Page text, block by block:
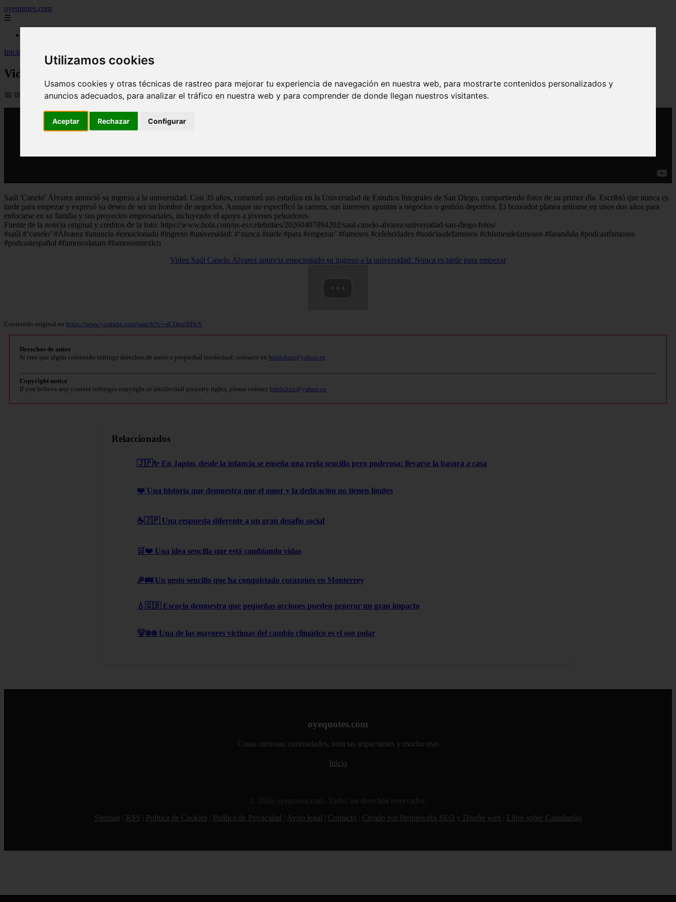
Utilizamos cookies
Usamos cookies y otras técnicas de rastreo para mejorar tu experiencia de navegación en nuestra web, para mostrarte contenidos personalizados y
anuncios adecuados, para analizar el tráfico en nuestra web y para comprender de donde llegan nuestros visitantes.
Aceptar Rechazar Configurar
oyequotes.com
☰
Inicio
Video Saúl Canelo Álvarez anuncia emocionado su ingreso a la universidad: Nunca es tarde para empezar
📅 08/04/2026
Saúl 'Canelo' Álvarez anunció su ingreso a la universidad. Con 35 años, comenzó sus estudios en la Universidad de Estudios Integrales de San Diego, compartiendo fotos de su primer día. Escribió que nunca es
tarde para empezar y expresó su deseo de ser un hombre de negocios. Aunque no especificó la carrera, sus intereses apuntan a negocios o gestión deportiva. El boxeador planea retirarse en unos dos años para
enfocarse en su familia y sus proyectos empresariales, incluyendo el apoyo a jóvenes peleadores.
Fuente de la noticia original y creditos de la foto: https://www.hola.com/us-es/celebrities/20260407894202/saul-canelo-alvarez-universidad-san-diego-fotos/
#saúl #‘canelo’ #Álvarez #anuncia #emocionado #ingreso #universidad: #‘nunca #tarde #para #empezar’ #famosos #celebridades #noticiasdefamosos #chismesdefamosos #farandula #podcastfamosos
#podcastespañol #famososlatam #famososmexico
Video Saúl Canelo Álvarez anuncia emocionado su ingreso a la universidad: Nunca es tarde para empezar
Contenido original en https://www.youtube.com/watch?v=-sCQnuiMfeY
Derechos de autor
Si cree que algún contenido infringe derechos de autor o propiedad intelectual, contacte en bitelchux@yahoo.es.
Copyright notice
If you believe any content infringes copyright or intellectual property rights, please contact bitelchux@yahoo.es.
Relaccionados
🇯🇵✨ En Japón, desde la infancia se enseña una regla sencilla pero poderosa: llevarse la basura a casa
❤️ Una historia que demuestra que el amor y la dedicación no tienen límites
☕🇯🇵 Una respuesta diferente a un gran desafío social
🛒❤️ Una idea sencilla que está cambiando vidas
🎉🚌 Un gesto sencillo que ha conquistado corazones en Monterrey
💧🇬🇧 Escocia demuestra que pequeñas acciones pueden generar un gran impacto
🐻‍❄️❄️ Una de las mayores víctimas del cambio climático es el oso polar
oyequotes.com
Cosas curiosas, curiosidades, noticias impactantes y mucho mas
Inicio
© 2026 oyequotes.com. Todos los derechos reservados.
Sitemap
RSS Política de Cookies Política de Privacidad Aviso legal Contacto Creado por 0lemiswebs SEO y Diseño web Libro sobre Cabañuelas